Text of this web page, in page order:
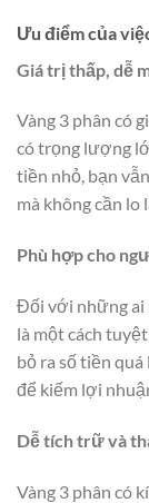
Ưu điểm của
Giá trị thấp, dễ
Vàng 3 phân có
có trọng lượng
tiền nhỏ, bạn
mà không cần lo
Phù hợp cho
Đối với những ai
là một cách
bỏ ra số tiền
để kiếm lợi
Dễ tích trữ và
Vàng 3 phân có